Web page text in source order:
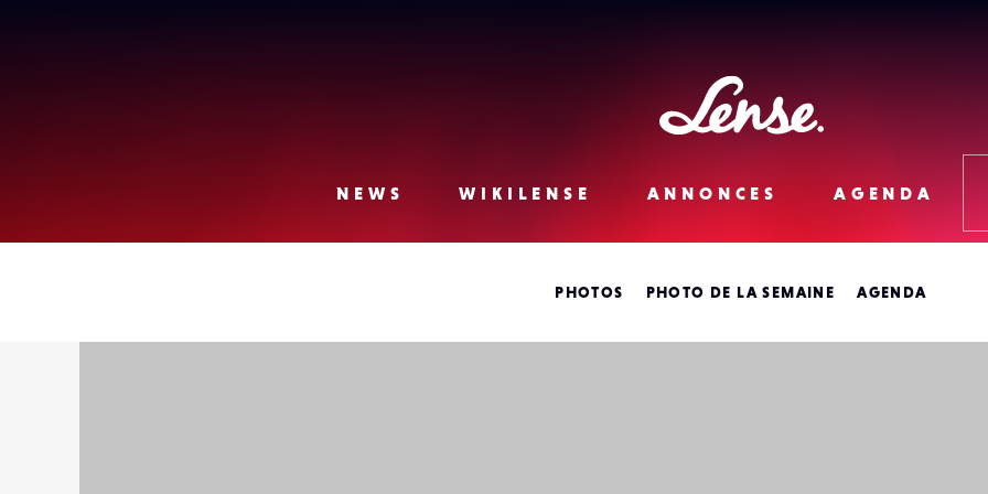
Lense
NEWS WIKILENSE ANNONCES AGENDA
PHOTOS PHOTO DE LA SEMAINE AGENDA